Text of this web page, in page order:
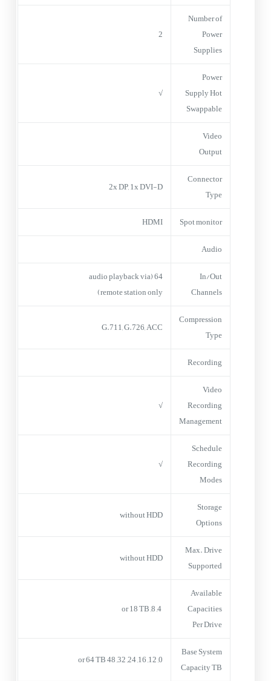
Number of
Power
Supplies
2
Power
Supply Hot
Swappable
√
Video
Output
Connector
Type
2x DP, 1x DVI-D
Spot monitor
HDMI
Audio
In/Out
Channels
64 (audio playback via
remote station only)
Compression
Type
G.711, G.726, ACC
Recording
Video
Recording
Management
√
Schedule
Recording
Modes
√
Storage
Options
without HDD
Max. Drive
Supported
without HDD
Available
Capacities
Per Drive
Base System
Capacity TB
0, 12, 16, 24, 32, 48 or 64 TB